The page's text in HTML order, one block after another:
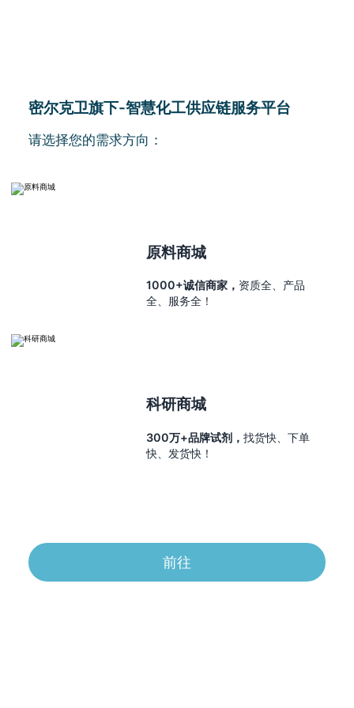
密尔克卫旗下-智慧化工供应链服务平台
请选择您的需求方向：
原料商城
1000+诚信商家， 资质全、产品
全、服务全！
科研商城
300万+品牌试剂，找货快、下单
快、发货快！
前往